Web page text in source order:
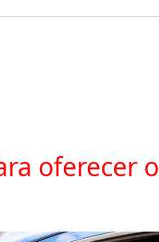
oferecer o